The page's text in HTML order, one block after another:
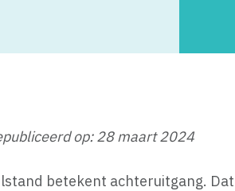
op: 28 maart 2024
betekent achteruitgang.